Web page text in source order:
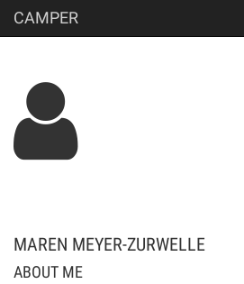
CAMPER
MAREN MEYER-ZURWELLE
ABOUT ME